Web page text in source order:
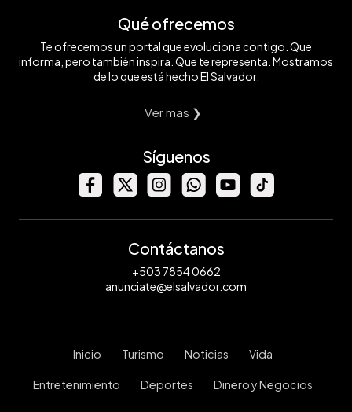
Qué ofrecemos
Te ofrecemos un portal que evoluciona contigo. Que
informa, pero también inspira. Que te representa. Mostramos
de lo que está hecho El Salvador.
Ver mas ❯
Síguenos
Contáctanos
+503 7854 0662
anunciate@elsalvador.com
Inicio Turismo Noticias Vida
Entretenimiento Deportes Dinero y Negocios